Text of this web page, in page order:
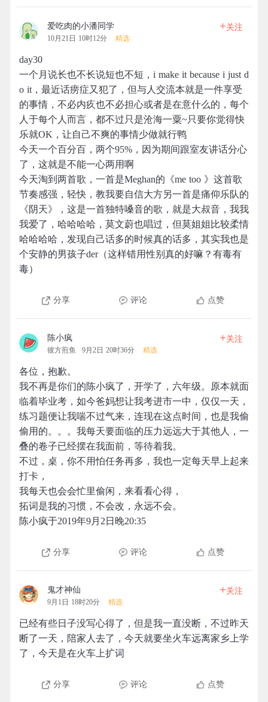
爱吃肉的小潘同学
10月21日 10时12分 精选
+关注
day30
一个月说长也不长说短也不短，i make it because i just d
o it，最近话痨症又犯了，但与人交流本就是一件享受
的事情，不必内疚也不必担心或者是在意什么的，每个
人于每个人而言，都不过只是沧海一粟~只要你觉得快
乐就OK，让自己不爽的事情少做就行鸭
今天一个百分百，两个95%，因为期间跟室友讲话分心
了，这就是不能一心两用啊
今天淘到两首歌，一首是Meghan的《me too 》这首歌
节奏感强，轻快，教我要自信大方另一首是痛仰乐队的
《阴天》，这是一首独特嗓音的歌，就是大叔音，我我
我爱了，哈哈哈哈，莫文蔚也唱过，但莫姐姐比较柔情
哈哈哈哈，发现自己话多的时候真的话多，其实我也是
个安静的男孩子der（这样错用性别真的好嘛？有毒有
毒）
分享 评论 点赞
陈小疯
彼方煎鱼 9月2日 20时36分 精选
+关注
各位，抱歉。
我不再是你们的陈小疯了，开学了，六年级。原本就面
临着毕业考，如今爸妈想让我考进市一中，仅仅一天，
练习题便让我喘不过气来，连现在这点时间，也是我偷
偷用的。。。我每天要面临的压力远远大于其他人，一
叠的卷子已经摆在我面前，等待着我。
不过，桌，你不用怕任务再多，我也一定每天早上起来
打卡，
我每天也会会忙里偷闲，来看看心得，
拓词是我的习惯，不会改，永远不会。
陈小疯于2019年9月2日晚20:35
分享 评论 点赞
鬼才神仙
9月1日 18时20分 精选
+关注
已经有些日子没写心得了，但是我一直没断，不过昨天
断了一天，陪家人去了，今天就要坐火车远离家乡上学
了，今天是在火车上扩词
分享 评论 点赞